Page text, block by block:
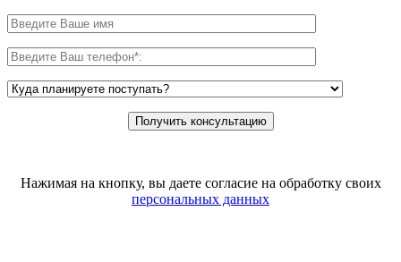
Нажимая на кнопку, вы даете согласие на обработку своих
персональных данных